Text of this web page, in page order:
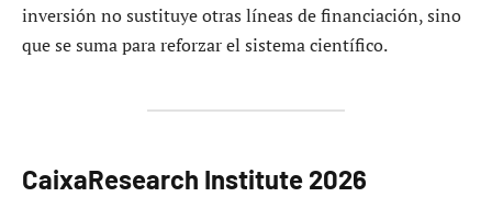
inversión no sustituye otras líneas de financiación, sino
que se suma para reforzar el sistema científico.
CaixaResearch Institute 2026